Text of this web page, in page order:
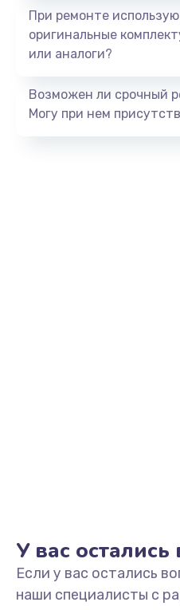
При ремонте
оригинальные
или аналоги?
Возможен ли срочный
Могу при нем
У вас
Если у вас остались
наши специалисты с